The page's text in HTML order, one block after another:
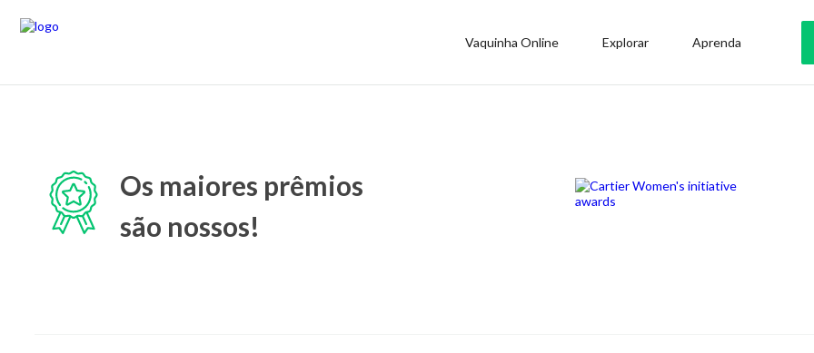
Vaquinha Online Explorar Aprenda
Os maiores prêmios
são nossos!